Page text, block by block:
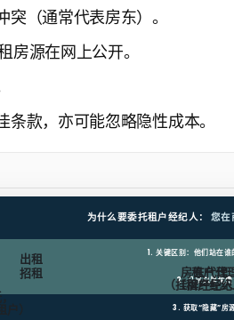
突（通常代表房东）。
房源在网上公开。
条款，亦可能忽略隐性成本。
为什么要委托租户经纪人： 您在
1. 关键区别：他们站在谁
房东代理
（挂牌经纪
出租
招租
租户代
（租户经
）
2. 几乎总是免费
3. 获取“隐藏”房